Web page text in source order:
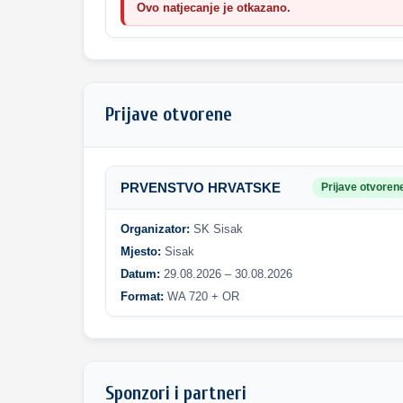
Ovo natjecanje je otkazano.
Prijave otvorene
PRVENSTVO HRVATSKE Prijave
Organizator: SK Sisak
Mjesto: Sisak
Datum: 29.08.2026 – 30.08.2026
Format: WA 720 + OR
Sponzori i partneri